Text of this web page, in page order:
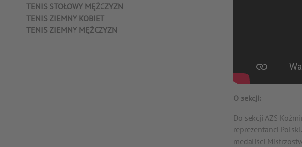
O sekcji:
Do sekcji AZS
reprezentanci
medaliści
TENIS STOŁOWY MĘŻCZYZN
TENIS ZIEMNY KOBIET
TENIS ZIEMNY MĘŻCZYZN